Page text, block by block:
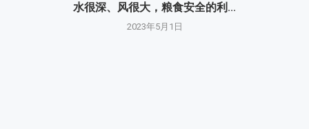
水很深、风很大，粮食安全的利...
2023年5月1日